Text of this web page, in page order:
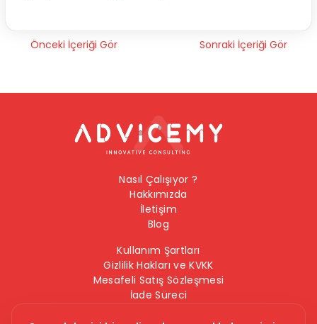
Önceki İçeriği Gör Sonraki İçeriği Gör
Nasıl Çalışıyor ?
Hakkımızda
İletişim
Blog
Kullanım Şartları
Gizlilik Hakları ve KVKK
Mesafeli Satış Sözleşmesi
İade Süreci